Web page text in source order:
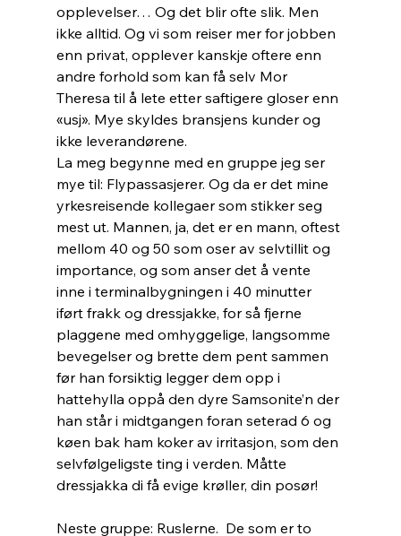
opplevelser… Og det blir ofte slik. Men
ikke alltid. Og vi som reiser mer for jobben
enn privat, opplever kanskje oftere enn
andre forhold som kan få selv Mor
Theresa til å lete etter saftigere gloser enn
«usj». Mye skyldes bransjens kunder og
ikke leverandørene.
La meg begynne med en gruppe jeg ser
mye til: Flypassasjerer. Og da er det mine
yrkesreisende kollegaer som stikker seg
mest ut. Mannen, ja, det er en mann, oftest
mellom 40 og 50 som oser av selvtillit og
importance, og som anser det å vente
inne i terminalbygningen i 40 minutter
iført frakk og dressjakke, for så fjerne
plaggene med omhyggelige, langsomme
bevegelser og brette dem pent sammen
før han forsiktig legger dem opp i
hattehylla oppå den dyre Samsonite’n der
han står i midtgangen foran seterad 6 og
køen bak ham koker av irritasjon, som den
selvfølgeligste ting i verden. Måtte
dressjakka di få evige krøller, din posør!
Neste gruppe: Ruslerne.  De som er to